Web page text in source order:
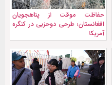
حفاظت موقت از پناهجویان
افغانستان؛ طرحی دوحزبی در کنگره
آمریکا